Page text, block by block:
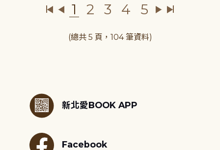
1 2 3 4 5
(總共 5 頁，104 筆資料)
新北愛BOOK APP
Facebook